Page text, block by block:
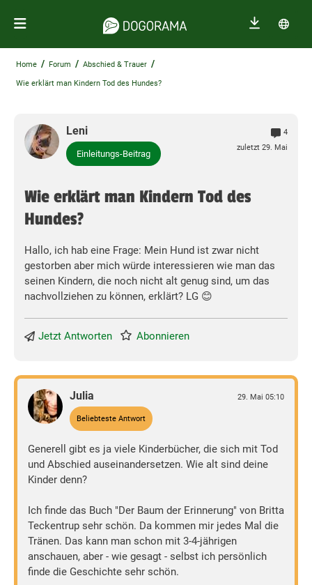
Home / Forum / Abschied & Trauer /
Wie erklärt man Kindern Tod des Hundes?
Leni
Einleitungs-Beitrag
4
zuletzt 29. Mai
Wie erklärt man Kindern Tod des
Hundes?
Hallo, ich hab eine Frage: Mein Hund ist zwar nicht
gestorben aber mich würde interessieren wie man das
seinen Kindern, die noch nicht alt genug sind, um das
nachvollziehen zu können, erklärt? LG 😊
Jetzt Antworten Abonnieren
Julia
Beliebteste Antwort
29. Mai 05:10
Generell gibt es ja viele Kinderbücher, die sich mit Tod
und Abschied auseinandersetzen. Wie alt sind deine
Kinder denn?
Ich finde das Buch "Der Baum der Erinnerung" von Britta
Teckentrup sehr schön. Da kommen mir jedes Mal die
Tränen. Das kann man schon mit 3-4-jährigen
anschauen, aber - wie gesagt - selbst ich persönlich
finde die Geschichte sehr schön.